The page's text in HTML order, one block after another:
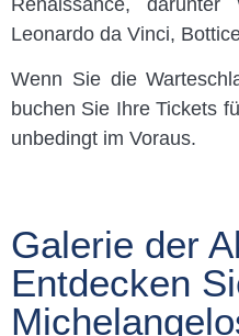
Leonardo da Vinci,
Wenn Sie die
buchen Sie Ihre Tickets
unbedingt im Voraus.
Galerie der
Entdecken